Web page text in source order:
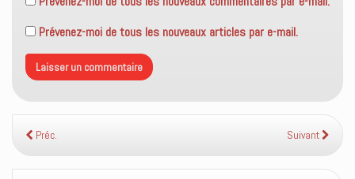
Prévenez-moi de tous les nouveaux articles par e-mail.
Préc. Suivant